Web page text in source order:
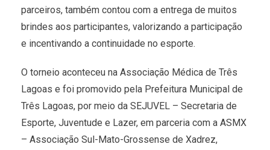
parceiros, também contou com a entrega de muitos
brindes aos participantes, valorizando a participação
e incentivando a continuidade no esporte.
O torneio aconteceu na Associação Médica de Três
Lagoas e foi promovido pela Prefeitura Municipal de
Três Lagoas, por meio da SEJUVEL – Secretaria de
Esporte, Juventude e Lazer, em parceria com a ASMX
– Associação Sul-Mato-Grossense de Xadrez,